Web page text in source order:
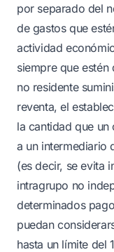
por separado del
de gastos que
actividad
siempre que
no residente
reventa, el
la cantidad que
a un intermediario
(es decir, se evita
intragrupo no
determinados
puedan
hasta un límite del